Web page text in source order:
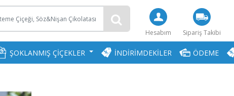
Hesabım Sipariş Takibi
ŞOKLANMIŞ ÇİÇEKLER İNDİRİMDEKİLER ÖDEME